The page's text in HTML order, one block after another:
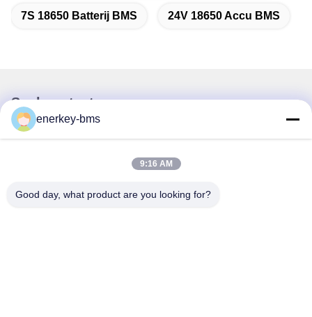
7S 18650 Batterij BMS 24V 18650 Accu BMS
Snel contact
Adres
Gebied A, negende verdieping, gebouw G, Guancheng Low
Carbon Industrial Park, Shangcun Community, Gongming
enerkey-bms
9:16 AM
Good day, what product are you looking for?